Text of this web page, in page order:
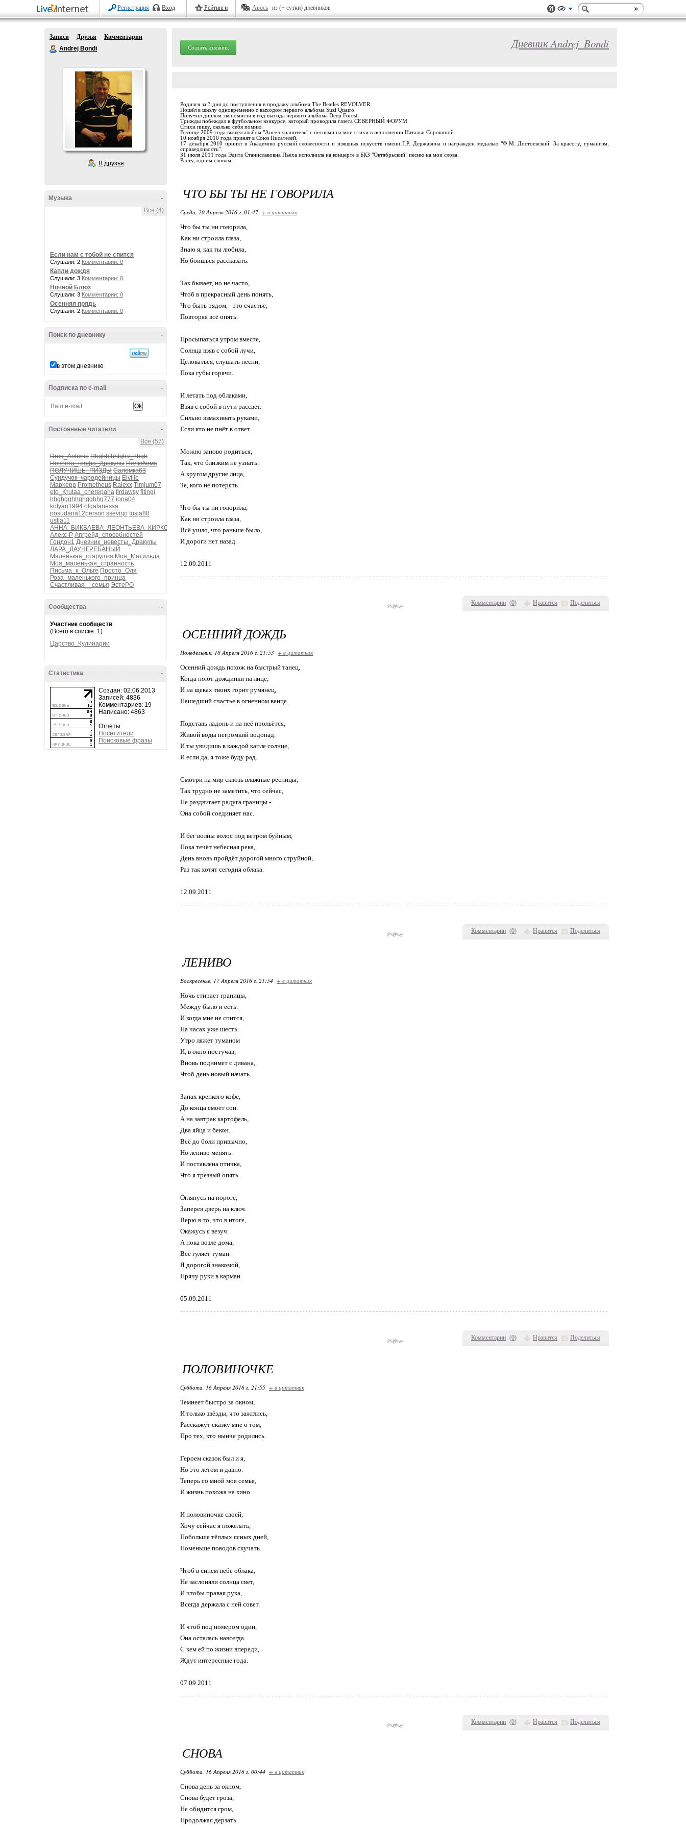
Регистрация Вход Рейтинги Авось из (+ сутки) дневников
Записи Друзья
Комментарии
Andrej Bondi
В друзья
-
Музыка
Все (4)
Если нам с тобой не спится
Слушали: 2 Комментарии: 0
Капли дождя
Слушали: 3 Комментарии: 0
Ночной Блюз
Слушали: 3 Комментарии: 0
Осенняя прядь
Слушали: 2 Комментарии: 0
-
Поиск по дневнику
в этом дневнике
-
Подписка по e-mail
-
Постоянные читатели
Все (57)
Drug_Antonio Hhghbfhhfghv_hbgb
Невеста_графа_Дракулы Нелюбима
ПОЛУЧИШЬ_ПИЗДЫ Саломка63
Сундучок_чародейницы Elville
Mapkepp Prometheus Ralexx Timjum07
eto_Krutaa_cherepaha firdawsy fitingi
hhghgghhghgghhg777 iona04
kolyan1994 olgalanessa
posudana12person ssevirjo tusja88
ustia11
АННА_БИКБАЕВА_ЛЕОНТЬЕВА_КИРКОР
Алекс-Р Апгрейд_способностей
Гондон1 Дневник_невесты_Дракулы
ЛАРА_ДАУНГРЕБАНЫЙ
Маленькая_старушка Моя_Матильда
Моя_маленькая_странность
Письма_к_Ольге Просто_Оля
Роза_маленького_принца
Счастливая__семья ЭстеРО
-
Сообщества
Участник сообществ
(Всего в списке: 1)
Царство_Кулинарии
-
Статистика
Создан: 02.06.2013
Записей: 4836
Комментариев: 19
Написано: 4863
Отчеты:
Посетители
Поисковые фразы
Создать дневник Дневник Andrej_Bondi
Родился за 3 дня до поступления в продажу альбома The Beatles REVOLVER.
Пошёл в школу одновременно с выходом первого альбома Suzi Quatro.
Получил диплом экономиста в год выхода первого альбома Deep Forest.
Трижды побеждал в футбольном конкурсе, который проводила газета СЕВЕРНЫЙ ФОРУМ.
Стихи пишу, сколько себя помню.
В конце 2009 года вышел альбом "Ангел хранитель" с песнями на мои стихи в исполнении Натальи Сорокиной
10 ноября 2010 года принят в Союз Писателей.
17 декабря 2010 принят в Академию русской словесности и изящных искусств имени Г.Р. Державина и награждён медалью "Ф.М. Достоевский. За красоту, гуманизм,
справедливость".
31 июля 2011 года Эдита Станиславовна Пьеха исполнила на концерте в БКЗ "Октябрьский" песню на мои слова.
Расту, одним словом...
Комментарии (0) Нравится Поделиться
ЧТО БЫ ТЫ НЕ ГОВОРИЛА
Среда, 20 Апреля 2016 г. 01:47 + в цитатник
Что бы ты ни говорила,
Как ни строила глаза,
Знаю я, как ты любила,
Но боишься рассказать.
Так бывает, но не часто,
Чтоб в прекрасный день понять,
Что быть рядом, - это счастье,
Повторяя всё опять.
Просыпаться утром вместе,
Солнца взяв с собой лучи,
Целоваться, слушать песни,
Пока губы горячи.
И летать под облаками,
Взяв с собой в пути рассвет.
Сильно взмахивать руками,
Если кто не пнёт в ответ.
Можно заново родиться,
Так, что близким не узнать.
А кругом другие лица,
Те, кого не потерять.
Что бы ты ни говорила,
Как ни строила глаза,
Всё ушло, что раньше было,
И дороги нет назад.
12.09.2011
Комментарии (0) Нравится Поделиться
ОСЕННИЙ ДОЖДЬ
Понедельник, 18 Апреля 2016 г. 21:53 + в цитатник
Осенний дождь похож на быстрый танец,
Когда поют дождинки на лице;
И на щеках твоих горит румянец,
Нашедший счастье в огненном венце.
Подставь ладонь и на неё прольётся,
Живой воды негромкий водопад.
И ты увидишь в каждой капле солнце,
И если да, я тоже буду рад.
Смотри на мир сквозь влажные ресницы,
Так трудно не заметить, что сейчас,
Не раздвигает радуга границы -
Она собой соединяет нас.
И бег волны волос под ветром буйным,
Пока течёт небесная река,
День вновь пройдёт дорогой много струйной,
Раз так хотят сегодня облака.
12.09.2011
Комментарии (0) Нравится Поделиться
ЛЕНИВО
Воскресенье, 17 Апреля 2016 г. 21:54 + в цитатник
Ночь стирает границы,
Между было и есть.
И когда мне не спится,
На часах уже шесть.
Утро ляжет туманом
И, в окно постучав,
Вновь поднимет с дивана,
Чтоб день новый начать.
Запах крепкого кофе,
До конца смоет сон.
А на завтрак картофель,
Два яйца и бекон.
Всё до боли привычно,
Но лениво менять.
И поставлена птичка,
Что я трезвый опять.
Оглянусь на пороге,
Заперев дверь на ключ.
Верю в то, что в итоге,
Окажусь я везуч.
А пока возле дома,
Всё гуляет туман.
Я дорогой знакомой,
Прячу руки в карман.
05.09.2011
Комментарии (0) Нравится Поделиться
ПОЛОВИНОЧКЕ
Суббота, 16 Апреля 2016 г. 21:55 + в цитатник
Темнеет быстро за окном,
И только звёзды, что зажглись,
Расскажут сказку мне о том,
Про тех, кто нынче родились.
Героем сказок был и я,
Но это летом и давно.
Теперь со мной моя семья,
И жизнь похожа на кино.
И половиночке своей,
Хочу сейчас я пожелать,
Побольше тёплых ясных дней,
Поменьше поводов скучать.
Чтоб в синем небе облака,
Не заслоняли солнца свет,
И чтобы правая рука,
Всегда держала с ней совет.
И чтоб под номером один,
Она осталась навсегда.
С кем ей по жизни впереди,
Ждут интересные года.
07.09.2011
СНОВА
Суббота, 16 Апреля 2016 г. 00:44 + в цитатник
Снова день за окном,
Снова будет гроза,
Не обидится гром,
Продолжая дерзать.